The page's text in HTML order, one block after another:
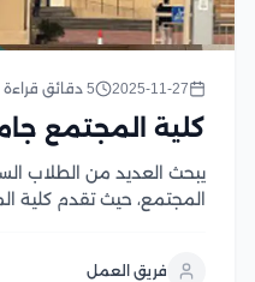
2025-11-27 5 دقائق قراءة
كلية المجتمع
يبحث العديد من الطلاب
المجتمع، حيث تقدم
فريق العمل